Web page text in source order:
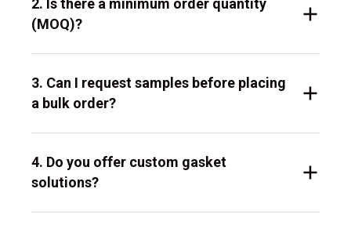
2. Is there a minimum order quantity
(MOQ)?
3. Can I request samples before placing
a bulk order?
4. Do you offer custom gasket
solutions?